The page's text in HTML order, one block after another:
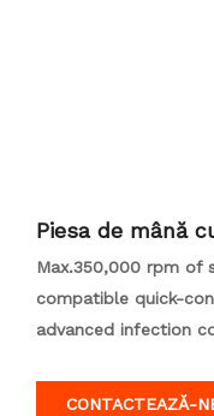
Piesa de mână
SK
Max.350,000 rpm of
compatible quick-
advanced infection
CONTACTEAZĂ-